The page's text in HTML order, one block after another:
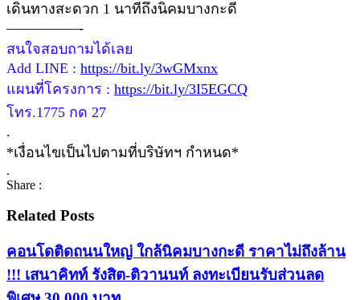
เดินทางสะดวก 1 นาทีถึงนิคมบางกะดี
—————-
สนใจสอบถามได้เลย
Add LINE : https://bit.ly/3wGMxnx
แผนที่โครงการ : https://bit.ly/3I5EGCQ
โทร.1775 กด 27
.
*เงื่อนไขเป็นไปตามที่บริษัทฯ กำหนด*
.
Share :
Related Posts
คอนโดติดถนนใหญ่ ใกล้นิคมบางกะดี ราคาไม่ถึงล้าน
!!! เสนาคิทท์ รังสิต-ติวานนท์ ลงทะเบียนรับส่วนลด